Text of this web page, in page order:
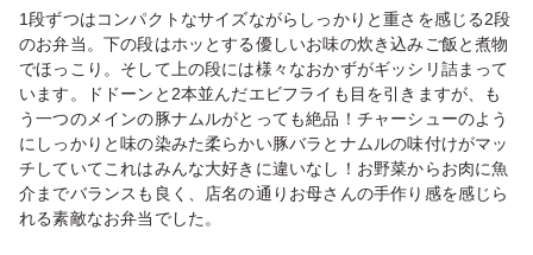
1段ずつはコンパクトなサイズながらしっかりと重さを感じる2段
のお弁当。下の段はホッとする優しいお味の炊き込みご飯と煮物
でほっこり。そして上の段には様々なおかずがギッシリ詰まって
います。ドドーンと2本並んだエビフライも目を引きますが、も
う一つのメインの豚ナムルがとっても絶品！チャーシューのよう
にしっかりと味の染みた柔らかい豚バラとナムルの味付けがマッ
チしていてこれはみんな大好きに違いなし！お野菜からお肉に魚
介までバランスも良く、店名の通りお母さんの手作り感を感じら
れる素敵なお弁当でした。